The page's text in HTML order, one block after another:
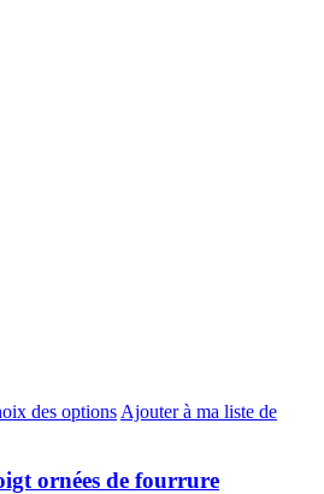
des options Ajouter à ma liste de
ornées de fourrure